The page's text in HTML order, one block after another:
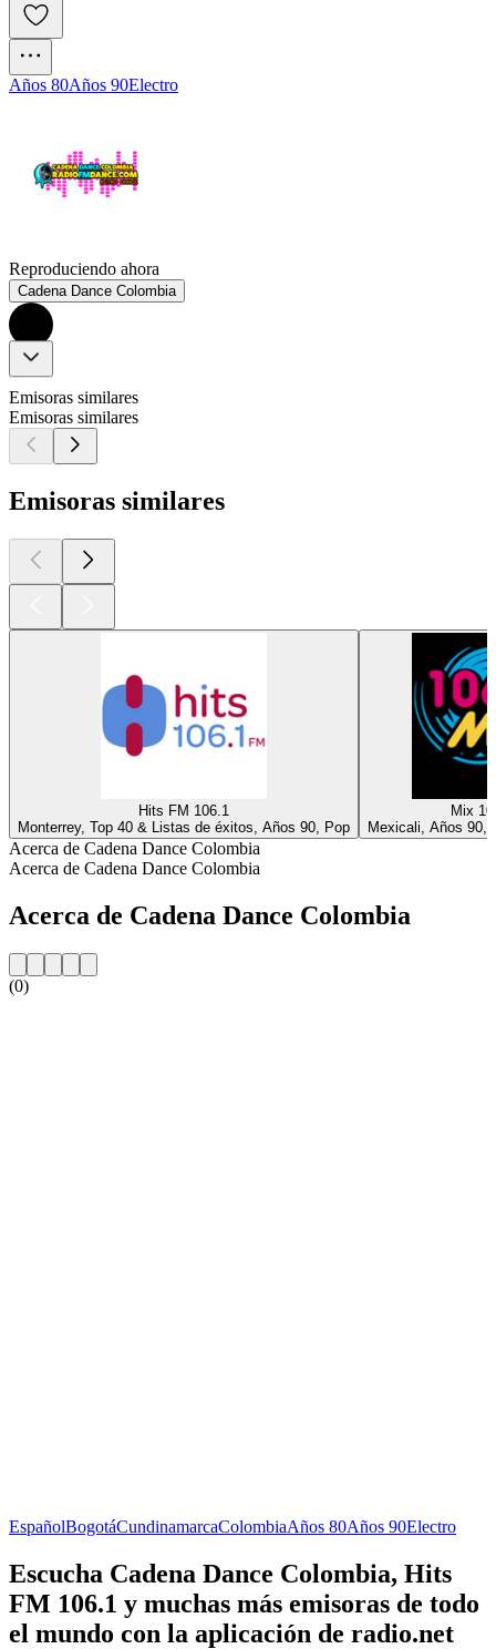
Años 80Años 90Electro
Reproduciendo ahora
Cadena Dance Colombia
Emisoras similares
Emisoras similares
Emisoras similares
Hits FM 106.1
Monterrey, Top 40 & Listas de éxitos, Años 90, Pop
Mix
Mexicali, Años 90,
Acerca de Cadena Dance Colombia
Acerca de Cadena Dance Colombia
Acerca de Cadena Dance Colombia
(0)
EspañolBogotáCundinamarcaColombiaAños 80Años 90Electro
Escucha Cadena Dance Colombia, Hits
FM 106.1 y muchas más emisoras de todo
el mundo con la aplicación de radio.net